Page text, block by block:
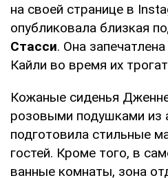
на своей странице в
опубликовала близкая
Стасси. Она
Кайли во время их
Кожаные сиденья
розовыми подушками из
подготовила стильные
гостей. Кроме того, в
ванные комнаты, зона